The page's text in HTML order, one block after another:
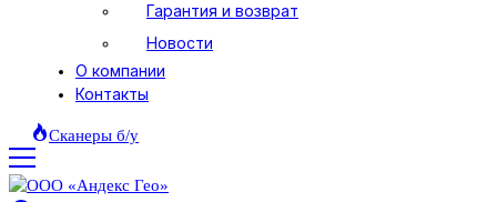
Гарантия и возврат
Новости
О компании
Контакты
Сканеры б/у